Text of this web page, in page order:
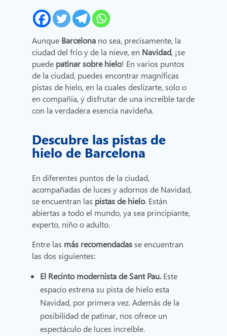
Aunque Barcelona no sea, precisamente, la
ciudad del frío y de la nieve, en Navidad, ¡se
puede patinar sobre hielo! En varios puntos
de la ciudad, puedes encontrar magníficas
pistas de hielo, en la cuales deslizarte, solo o
en compañía, y disfrutar de una increíble tarde
con la verdadera esencia navideña.
Descubre las pistas de
hielo de Barcelona
En diferentes puntos de la ciudad,
acompañadas de luces y adornos de Navidad,
se encuentran las pistas de hielo. Están
abiertas a todo el mundo, ya sea principiante,
experto, niño o adulto.
Entre las más recomendadasse encuentran
las dos siguientes:
El Recinto modernista de Sant Pau.Este
espacio estrena su pista de hielo esta
Navidad, por primera vez. Además de la
posibilidad de patinar, nos ofrece un
espectáculo de luces increíble.